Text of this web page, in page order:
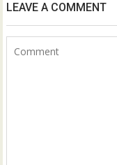
LEAVE A COMMENT